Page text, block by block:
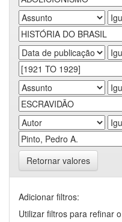
Retornar valores
Adicionar filtros:
Utilizar filtros para refinar